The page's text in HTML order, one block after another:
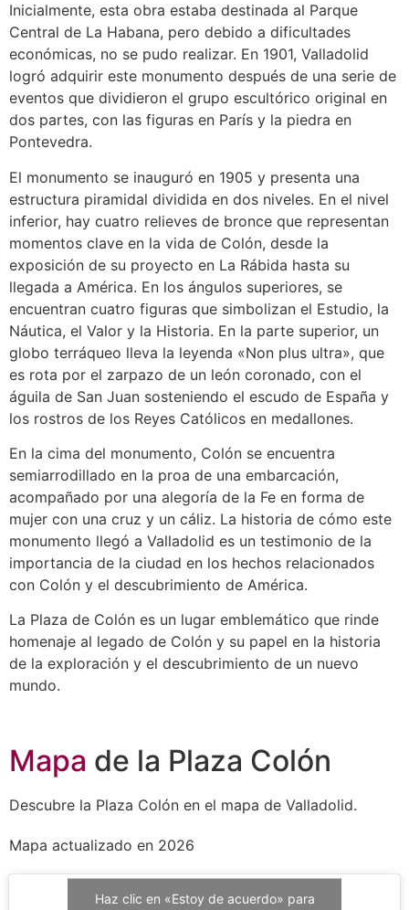
Inicialmente, esta obra estaba destinada al Parque
Central de La Habana, pero debido a dificultades
económicas, no se pudo realizar. En 1901, Valladolid
logró adquirir este monumento después de una serie de
eventos que dividieron el grupo escultórico original en
dos partes, con las figuras en París y la piedra en
Pontevedra.
El monumento se inauguró en 1905 y presenta una
estructura piramidal dividida en dos niveles. En el nivel
inferior, hay cuatro relieves de bronce que representan
momentos clave en la vida de Colón, desde la
exposición de su proyecto en La Rábida hasta su
llegada a América. En los ángulos superiores, se
encuentran cuatro figuras que simbolizan el Estudio, la
Náutica, el Valor y la Historia. En la parte superior, un
globo terráqueo lleva la leyenda «Non plus ultra», que
es rota por el zarpazo de un león coronado, con el
águila de San Juan sosteniendo el escudo de España y
los rostros de los Reyes Católicos en medallones.
En la cima del monumento, Colón se encuentra
semiarrodillado en la proa de una embarcación,
acompañado por una alegoría de la Fe en forma de
mujer con una cruz y un cáliz. La historia de cómo este
monumento llegó a Valladolid es un testimonio de la
importancia de la ciudad en los hechos relacionados
con Colón y el descubrimiento de América.
La Plaza de Colón es un lugar emblemático que rinde
homenaje al legado de Colón y su papel en la historia
de la exploración y el descubrimiento de un nuevo
mundo.
Mapa de la Plaza Colón
Descubre la Plaza Colón en el mapa de Valladolid.
Mapa actualizado en 2026
Haz clic en «Estoy de acuerdo» para